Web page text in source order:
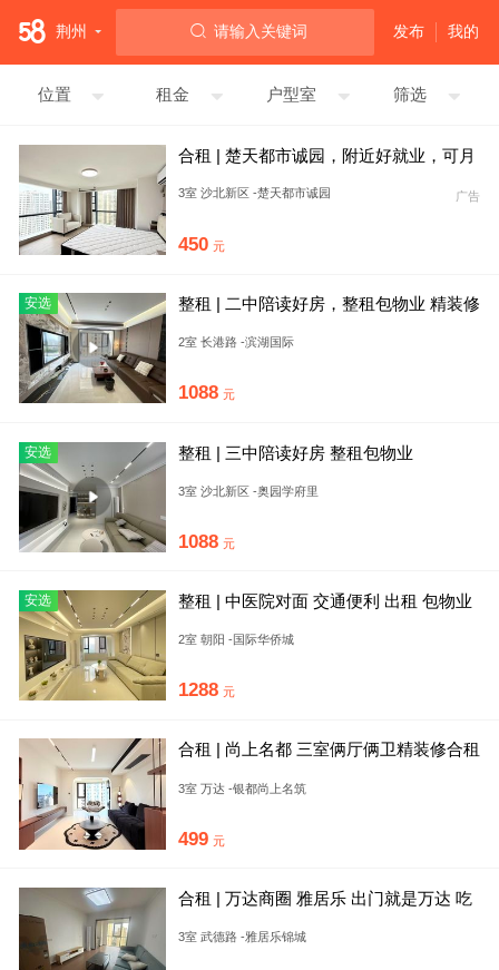
荆州 请输入关键词 发布 我的
位置 租金 户型室 筛选
合租 | 楚天都市诚园，附近好就业，可月
3室 沙北新区 -楚天都市诚园 广告
450 元
安选
整租 | 二中陪读好房，整租包物业 精装修
2室 长港路 -滨湖国际
1088 元
安选 整租 | 三中陪读好房 整租包物业
3室 沙北新区 -奥园学府里
1088 元
安选
整租 | 中医院对面 交通便利 出租 包物业
2室 朝阳 -国际华侨城
1288 元
合租 | 尚上名都 三室俩厅俩卫精装修合租
3室 万达 -银都尚上名筑
499 元
合租 | 万达商圈 雅居乐 出门就是万达 吃
3室 武德路 -雅居乐锦城